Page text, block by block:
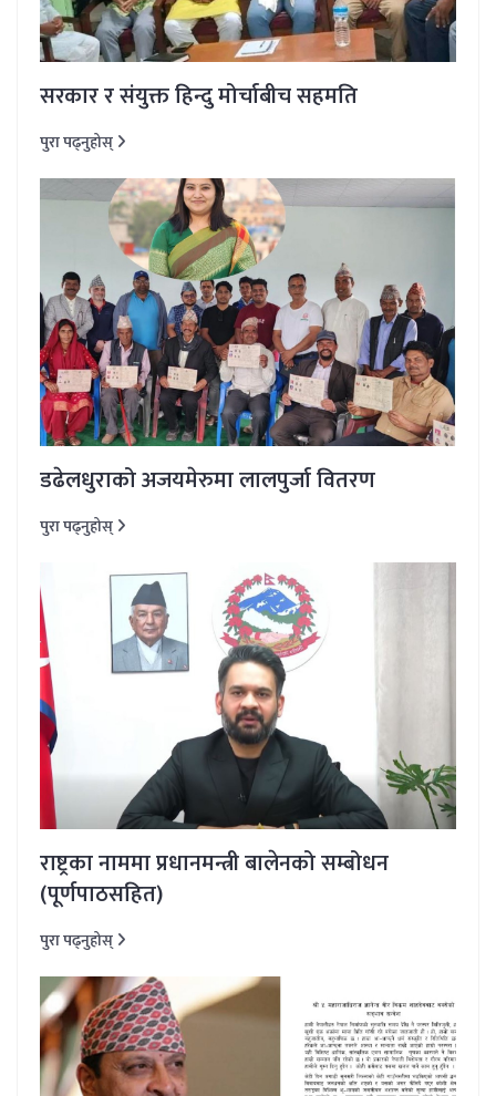
सरकार र संयुक्त हिन्दु मोर्चाबीच सहमति
पुरा पढ्नुहोस्
डढेलधुराको अजयमेरुमा लालपुर्जा वितरण
पुरा पढ्नुहोस्
राष्ट्रका नाममा प्रधानमन्त्री बालेनको सम्बोधन
(पूर्णपाठसहित)
पुरा पढ्नुहोस्